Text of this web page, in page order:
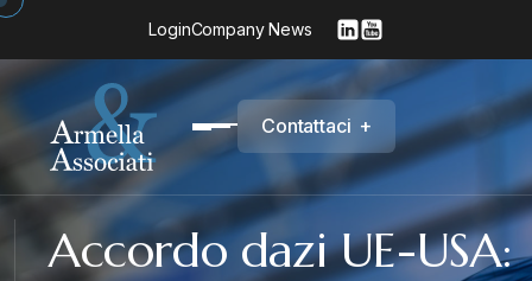
LoginCompany News
Contattaci +
Accordo dazi UE-USA: